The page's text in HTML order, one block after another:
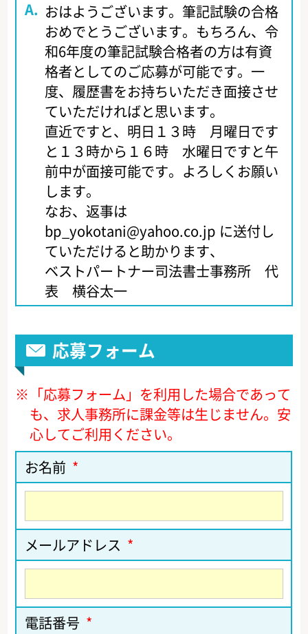
おはようございます。筆記試験の合格
おめでとうございます。もちろん、令
和6年度の筆記試験合格者の方は有資
格者としてのご応募が可能です。一
度、履歴書をお持ちいただき面接させ
ていただければと思います。
直近ですと、明日１３時 月曜日です
と１３時から１６時 水曜日ですと午
前中が面接可能です。よろしくお願い
します。
なお、返事は
bp_yokotani@yahoo.co.jp に送付し
ていただけると助かります、
ベストパートナー司法書士事務所 代
表 横谷太一
応募フォーム
※ 「応募フォーム」を利用した場合であって
も、求人事務所に課金等は生じません。安
心してご利用ください。
お名前 *
メールアドレス *
電話番号 *